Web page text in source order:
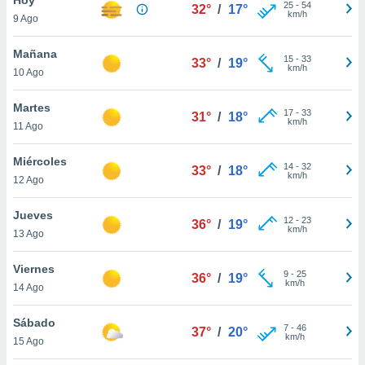
en
más
nuestra
de
cookies
aceptar
9 Ago
32° / 17° 25- 54
km/h
Mañana
10 Ago
33° / 19° 15- 33
km/h
Martes
11 Ago
31° / 18° 17- 33
km/h
Miércoles
12 Ago
33° / 18° 14- 32
km/h
Jueves
13 Ago
36° / 19° 12- 23
km/h
Viernes
14 Ago
36° / 19° 9- 25
km/h
Sábado
15 Ago
37° / 20° 7- 46
km/h